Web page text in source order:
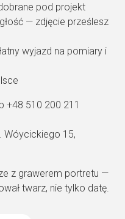
pod projekt
— zdjęcie prześlesz
wyjazd na pomiary i
+48 510 200 211
Wóycickiego 15,
z grawerem portretu —
twarz, nie tylko datę.